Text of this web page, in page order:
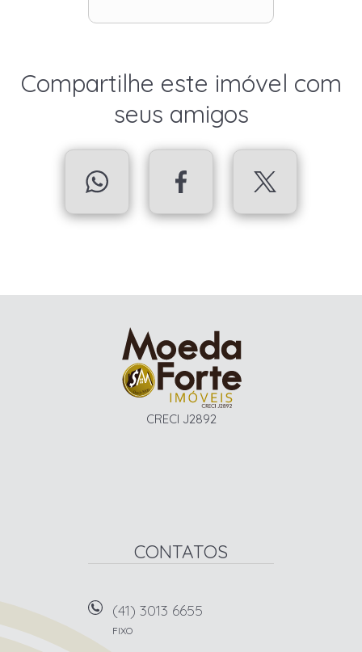
Compartilhe este imóvel com
seus amigos
CRECI J2892
CONTATOS
(41) 3013 6655
FIXO